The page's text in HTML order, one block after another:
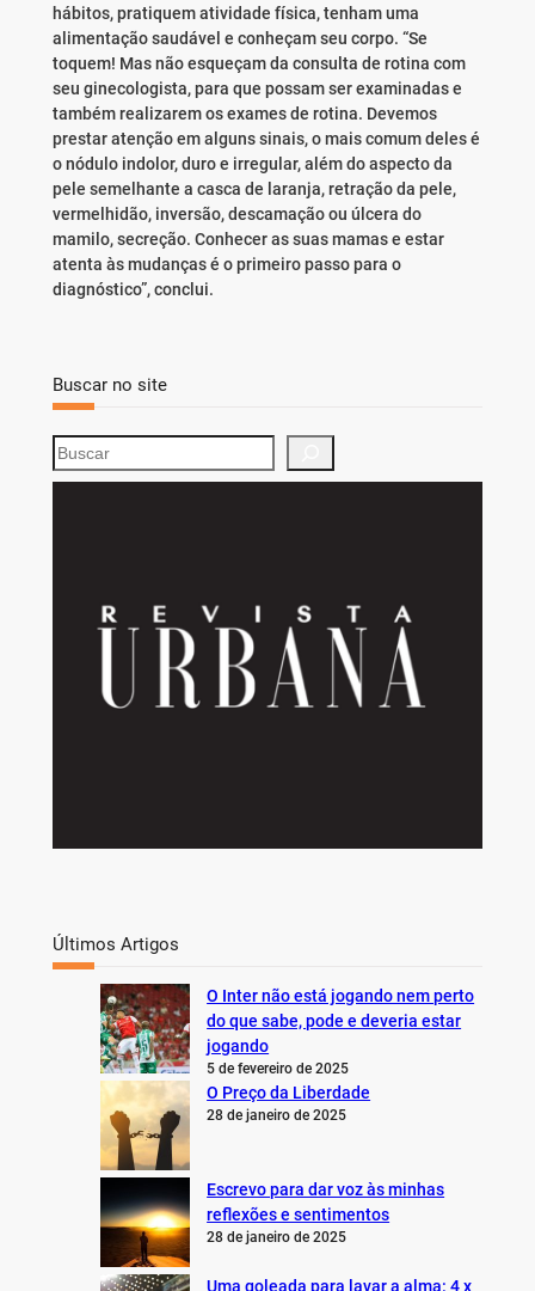
hábitos, pratiquem atividade física, tenham uma
alimentação saudável e conheçam seu corpo. “Se
toquem! Mas não esqueçam da consulta de rotina com
seu ginecologista, para que possam ser examinadas e
também realizarem os exames de rotina. Devemos
prestar atenção em alguns sinais, o mais comum deles é
o nódulo indolor, duro e irregular, além do aspecto da
pele semelhante a casca de laranja, retração da pele,
vermelhidão, inversão, descamação ou úlcera do
mamilo, secreção. Conhecer as suas mamas e estar
atenta às mudanças é o primeiro passo para o
diagnóstico”, conclui.
Buscar no site
S
e
Últimos Artigos
O Inter não está jogando nem perto
do que sabe, pode e deveria estar
jogando
5 de fevereiro de 2025
O Preço da Liberdade
28 de janeiro de 2025
Escrevo para dar voz às minhas
reflexões e sentimentos
28 de janeiro de 2025
Uma goleada para lavar a alma: 4 x